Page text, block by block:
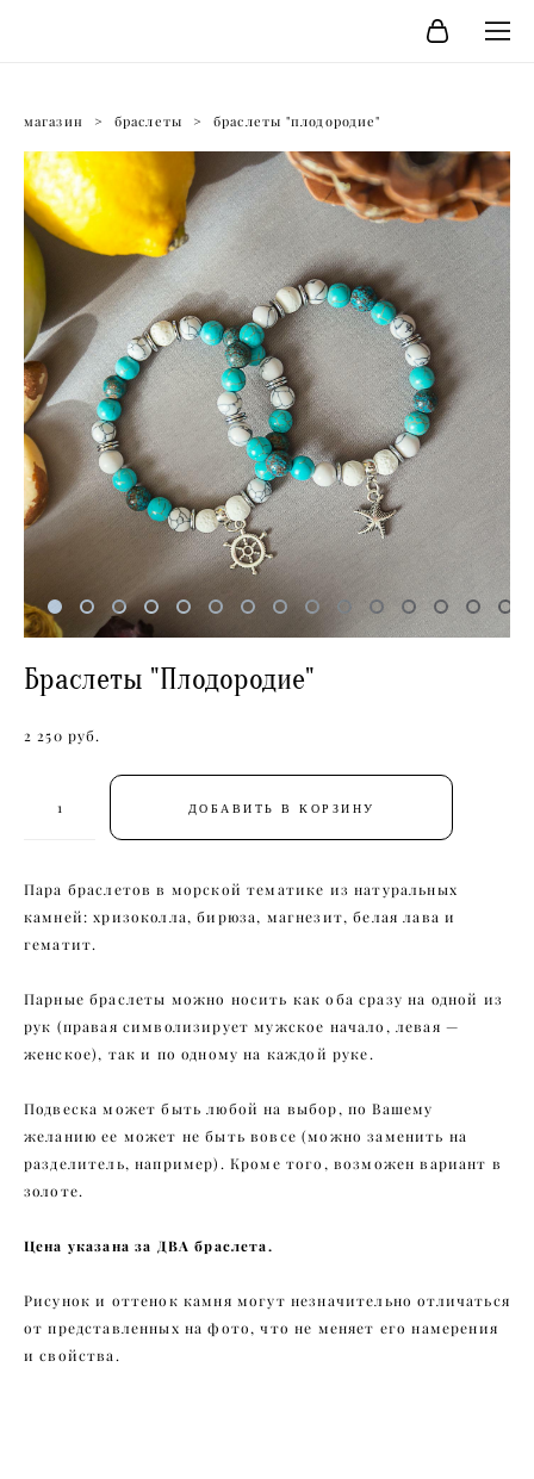
магазин > браслеты > браслеты "плодородие"
Браслеты "Плодородие"
2 250 pуб.
ДОБАВИТЬ В КОРЗИНУ
Пара браслетов в морской тематике из натуральных
камней: хризоколла, бирюза, магнезит, белая лава и
гематит.
Парные браслеты можно носить как оба сразу на одной из
рук (правая символизирует мужское начало, левая —
женское), так и по одному на каждой руке.
Подвеска может быть любой на выбор, по Вашему
желанию ее может не быть вовсе (можно заменить на
разделитель, например). Кроме того, возможен вариант в
золоте.
Цена указана за ДВА браслета.
Рисунок и оттенок камня могут незначительно отличаться
от представленных на фото, что не меняет его намерения
и свойства.